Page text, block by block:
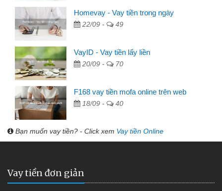
Homevay - Vay tiền trong ngày
22/09 - 49
VayID - Vay tiền lấy liền
20/09 - 70
F168 vay tiền mofa online trên web
18/09 - 40
Bạn muốn vay tiền? - Click xem Vay tiền Online
Vay tiền đơn giản